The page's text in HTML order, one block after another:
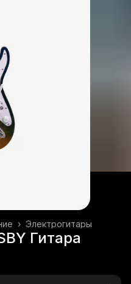
Электрогитары
›
›
Гитара